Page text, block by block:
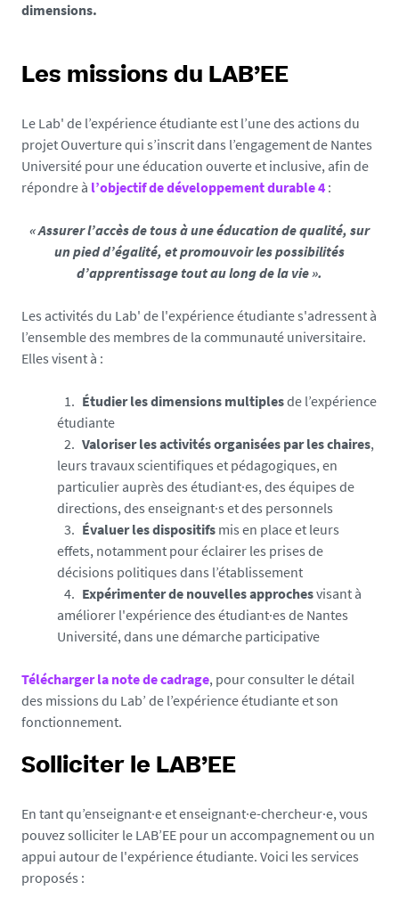
dimensions.
Les missions du LAB’EE
Le Lab' de l’expérience étudiante est l’une des actions du
projet Ouverture qui s’inscrit dans l’engagement de Nantes
Université pour une éducation ouverte et inclusive, afin de
répondre à l’objectif de développement durable 4 :
« Assurer l’accès de tous à une éducation de qualité, sur
un pied d’égalité, et promouvoir les possibilités
d’apprentissage tout au long de la vie ».
Les activités du Lab' de l'expérience étudiante s'adressent à
l’ensemble des membres de la communauté universitaire.
Elles visent à :
Étudier les dimensions multiplesde l’expérience
étudiante
Valoriser les activités organisées par les chaires,
leurs travaux scientifiques et pédagogiques, en
particulier auprès des étudiant·es, des équipes de
directions, des enseignant·s et des personnels
Évaluer les dispositifs mis en place et leurs
effets, notamment pour éclairer les prises de
décisions politiques dans l’établissement
Expérimenter de nouvelles approchesvisant à
améliorer l'expérience des étudiant·es de Nantes
Université, dans une démarche participative
Télécharger la note de cadrage, pour consulter le détail
des missions du Lab’ de l’expérience étudiante et son
fonctionnement.
Solliciter le LAB’EE
En tant qu’enseignant·e et enseignant·e-chercheur·e, vous
pouvez solliciter le LAB’EE pour un accompagnement ou un
appui autour de l'expérience étudiante. Voici les services
proposés :